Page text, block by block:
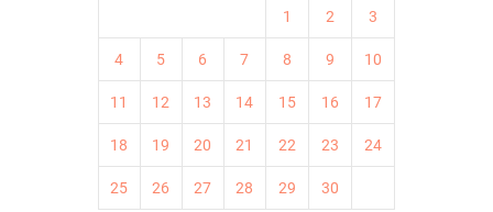
1 2 3
4 5 6 7 8 9 10
11 12 13 14 15 16 17
18 19 20 21 22 23 24
25 26 27 28 29
30